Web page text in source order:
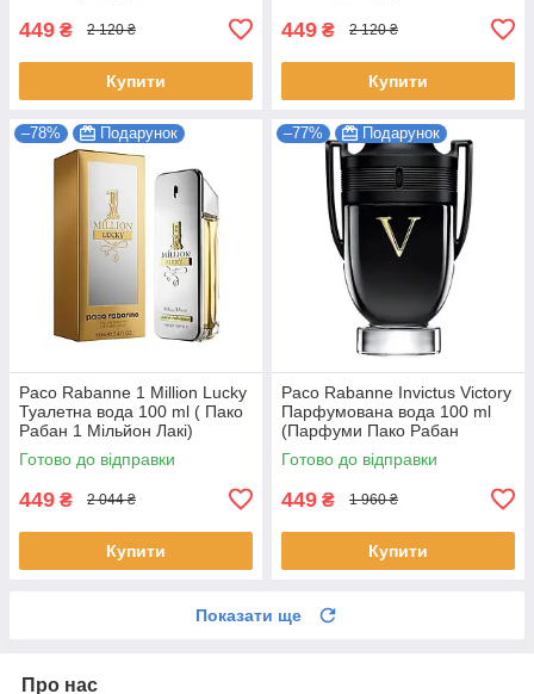
449 ₴ 2 120 ₴
Купити
449 ₴ 2 120 ₴
Купити
–78% Подарунок
Paco Rabanne 1 Million Lucky
Туалетна вода 100 ml ( Пако
Рабан 1 Мільйон Лакі)
Готово до відправки
449 ₴ 2 044 ₴
Купити
–77% Подарунок
Paco Rabanne Invictus Victory
Парфумована вода 100 ml
(Парфуми Пако Рабан
Інквіктус Вікторі Чоловічі)
Готово до відправки
449 ₴ 1 960 ₴
Купити
Показати ще
Про нас